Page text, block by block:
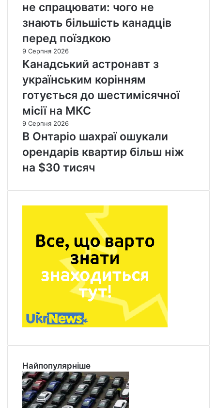
не спрацювати: чого не
знають більшість канадців
перед поїздкою
9 Серпня 2026
Канадський астронавт з
українським корінням
готується до шестимісячної
місії на МКС
9 Серпня 2026
В Онтаріо шахраї ошукали
орендарів квартир більш ніж
на $30 тисяч
Найпопулярніше